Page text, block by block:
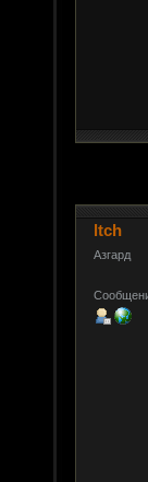
ltch
Азгард